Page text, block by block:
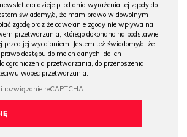
dzieje.pl od dnia wyrażenia tej zgody do
świadomy/a, że mam prawo w dowolnym
zgodę oraz że odwołanie zgody nie wpływa na
przetwarzania, którego dokonano na podstawie
przed jej wycofaniem. Jestem też świadomy/a, że
dostępu do moich danych, do ich
ograniczenia przetwarzania, do przenoszenia
wobec przetwarzania.